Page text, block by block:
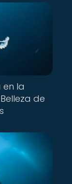
la
de